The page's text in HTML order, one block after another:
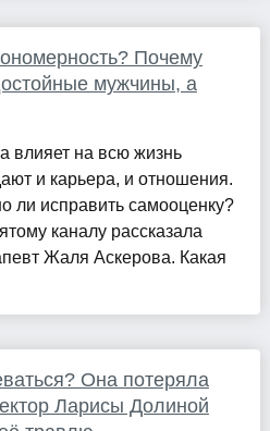
Почему
мужчины, а
влияет на всю жизнь
и карьера, и отношения.
ли исправить самооценку?
каналу рассказала
Жаля Аскерова. Какая
Она потеряла
Ларисы Долиной